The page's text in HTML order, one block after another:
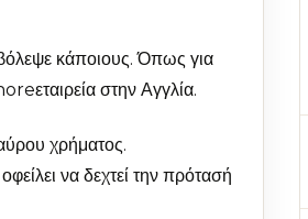
κάποιους. Όπως για
στην Αγγλία.
χρήματος.
να δεχτεί την πρότασή